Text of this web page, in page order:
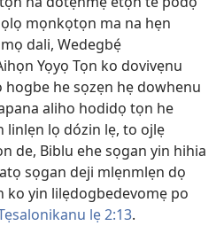
mọnkọtọn ma na hẹn
dali, Wedegbẹ́
Yọyọ Tọn ko dovivẹnu
he sọzẹn hẹ dowhenu
aliho hodidọ tọn he
linlẹn lọ dózin lẹ, to ojlẹ
de, Biblu ehe sọgan yin hihia
sọgan deji mlẹnmlẹn dọ
ko yin lilẹdogbedevomẹ po
lẹ 2:13.